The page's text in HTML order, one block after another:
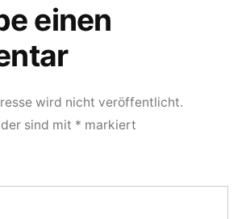
einen
wird nicht veröffentlicht.
sind mit * markiert